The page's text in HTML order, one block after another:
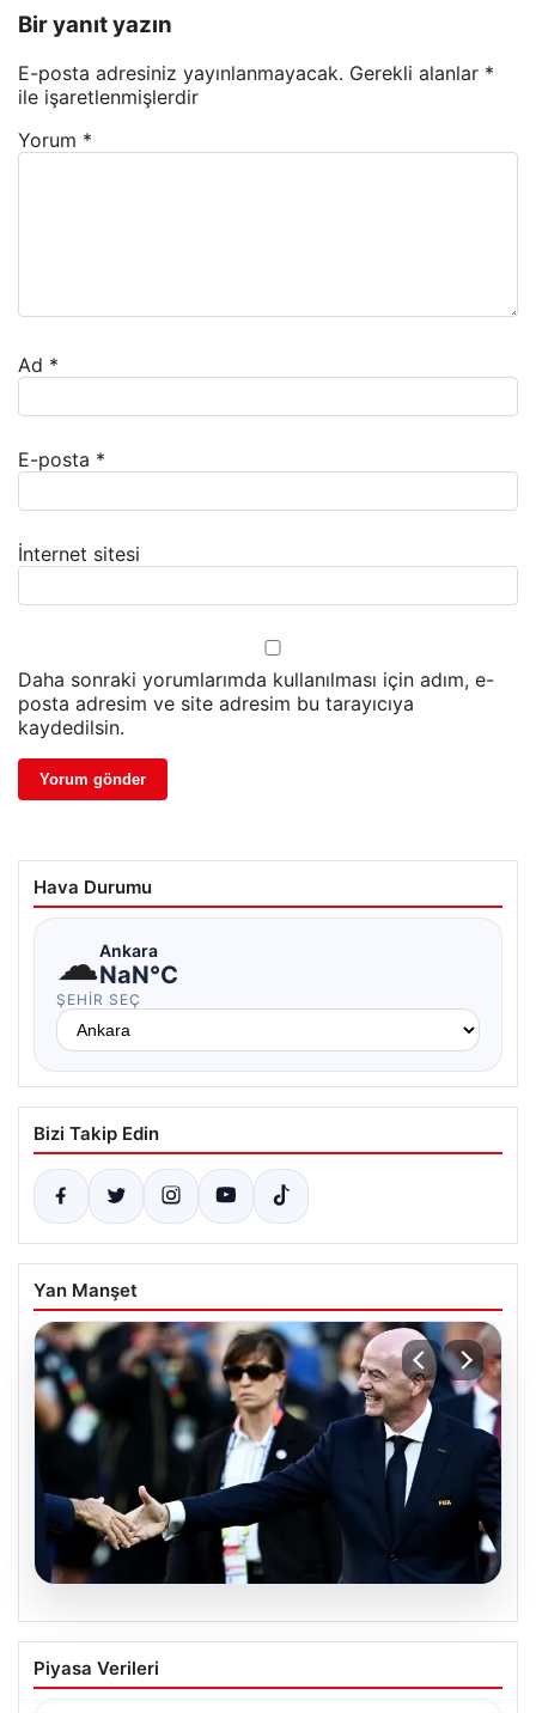
Bir yanıt yazın
E-posta adresiniz yayınlanmayacak. Gerekli alanlar *
ile işaretlenmişlerdir
Yorum *
Ad *
E-posta *
İnternet sitesi
Daha sonraki yorumlarımda kullanılması için adım, e-
posta adresim ve site adresim bu tarayıcıya
kaydedilsin.
Hava Durumu
☁Ankara
NaN°C
ŞEHIR SEÇ
Bizi Takip Edin
Yan Manşet
04.08.2026
Ürdün Futbol Federasyonu
Başkanı’ndan FIFA Başkanı’na Sert
Piyasa Verileri